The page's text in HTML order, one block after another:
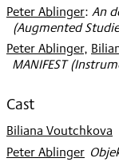
Peter Ablinger: An
(Augmented
Peter Ablinger,
MANIFEST
Cast
Biliana Voutchkova:
Peter Ablinger
: